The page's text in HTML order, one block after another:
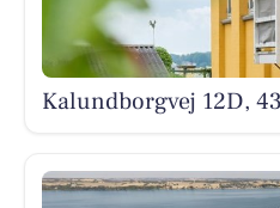
Kalundborgvej 12D,